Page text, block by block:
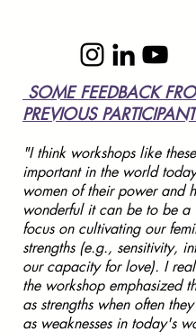
SOME FEEDBACK
PREVIOUS
"I think workshops like
important in the world
women of their power and
wonderful it can be to be a
focus on cultivating our
strengths (e.g., sensitivity,
our capacity for love). I
the workshop emphasized
as strengths when often
as weaknesses in today's